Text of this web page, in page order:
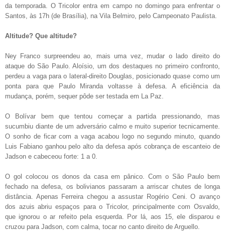
da temporada. O Tricolor entra em campo no domingo para enfrentar o
Santos, às 17h (de Brasília), na Vila Belmiro, pelo Campeonato Paulista.
Altitude? Que altitude?
Ney Franco surpreendeu ao, mais uma vez, mudar o lado direito do
ataque do São Paulo. Aloísio, um dos destaques no primeiro confronto,
perdeu a vaga para o lateral-direito Douglas, posicionado quase como um
ponta para que Paulo Miranda voltasse à defesa. A eficiência da
mudança, porém, sequer pôde ser testada em La Paz.
O Bolívar bem que tentou começar a partida pressionando, mas
sucumbiu diante de um adversário calmo e muito superior tecnicamente.
O sonho de ficar com a vaga acabou logo no segundo minuto, quando
Luis Fabiano ganhou pelo alto da defesa após cobrança de escanteio de
Jadson e cabeceou forte: 1 a 0.
O gol colocou os donos da casa em pânico. Com o São Paulo bem
fechado na defesa, os bolivianos passaram a arriscar chutes de longa
distância. Apenas Ferreira chegou a assustar Rogério Ceni. O avanço
dos azuis abriu espaços para o Tricolor, principalmente com Osvaldo,
que ignorou o ar refeito pela esquerda. Por lá, aos 15, ele disparou e
cruzou para Jadson, com calma, tocar no canto direito de Arguello.